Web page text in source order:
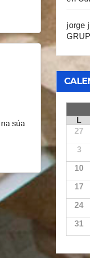
súa
jorge
L
27
3
10
17
24
31